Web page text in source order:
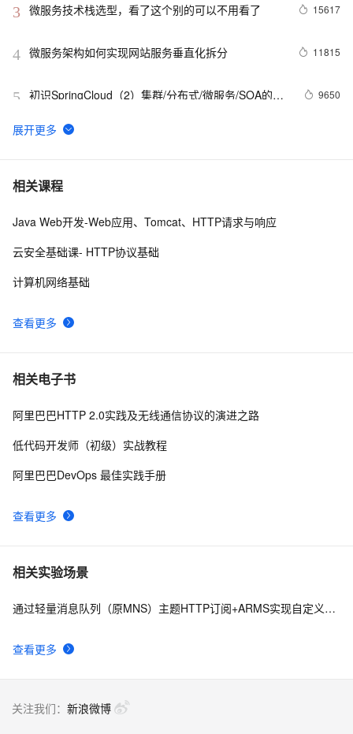
3 微服务技术栈选型，看了这个别的可以不用看了 15617
4 微服务架构如何实现网站服务垂直化拆分 11815
5 初识SpringCloud（2）集群/分布式/微服务/SOA的相
9650
6 Istio从懵圈到熟练 – 二分之一活的微服务
7 go微服务框架go-micro深度学习(一) 整体架构介绍
8 主流微服务注册中心浅析和对比
发现（nacos）
现与服务治理的方案
相关课程
查看更多
Java Web开发-Web应用、Tomcat、HTTP请求与响应
云安全基础课- HTTP协议基础
计算机网络基础
相关电子书
查看更多
阿里巴巴HTTP 2.0实践及无线通信协议的演进之路
低代码开发师（初级）实战教程
阿里巴巴DevOps 最佳实践手册
相关实验场景
查看更多
通过轻量消息队列（原MNS）主题HTTP订阅+ARMS实现自定义数据多渠道告警
关注我们： 新浪微博